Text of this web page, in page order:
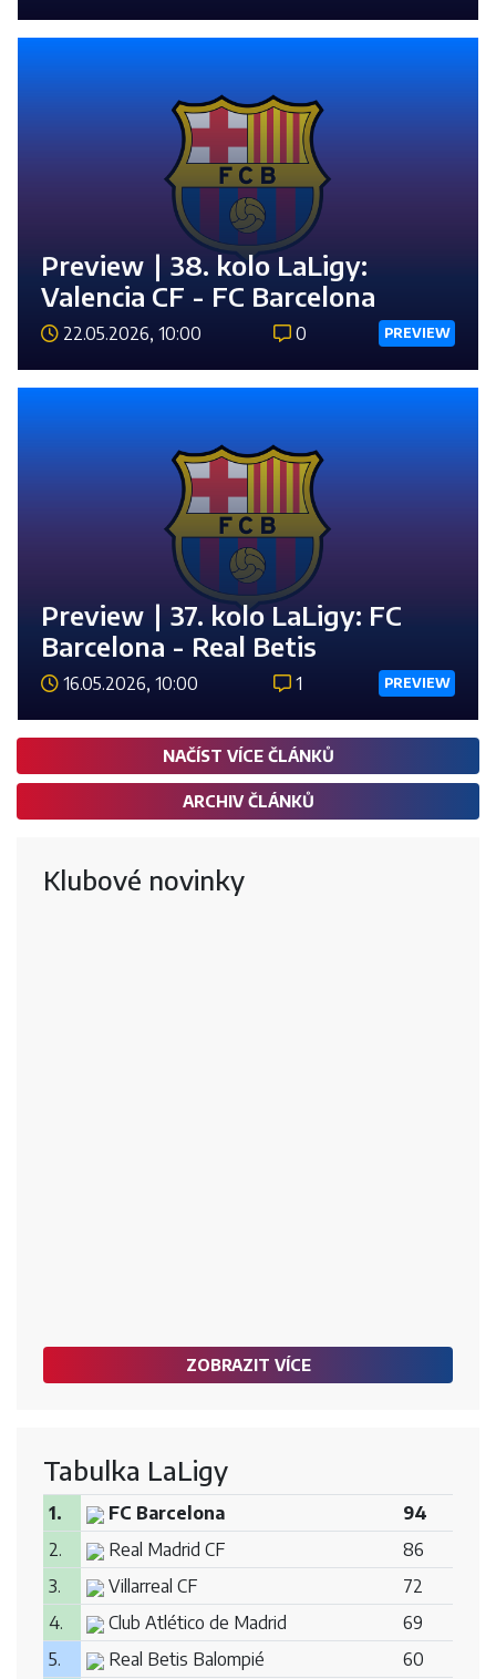
Preview ∣ 38. kolo LaLigy:
Valencia CF - FC Barcelona
22.05.2026, 10:00 0 PREVIEW
Preview ∣ 37. kolo LaLigy: FC
Barcelona - Real Betis
16.05.2026, 10:00 1 PREVIEW
NAČÍST VÍCE ČLÁNKŮ
ARCHIV ČLÁNKŮ
Klubové novinky
ZOBRAZIT VÍCE
Tabulka LaLigy
1. FC Barcelona
94
2.
Real Madrid CF
86
3.
Villarreal CF
72
4.
Club Atlético de Madrid
69
5.
Real Betis Balompié
60